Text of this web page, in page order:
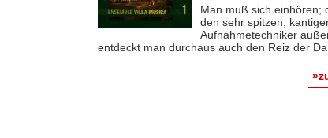
Man muß sich einhören;
den sehr spitzen,
Aufnahmetechniker
entdeckt man durchaus auch den Reiz der